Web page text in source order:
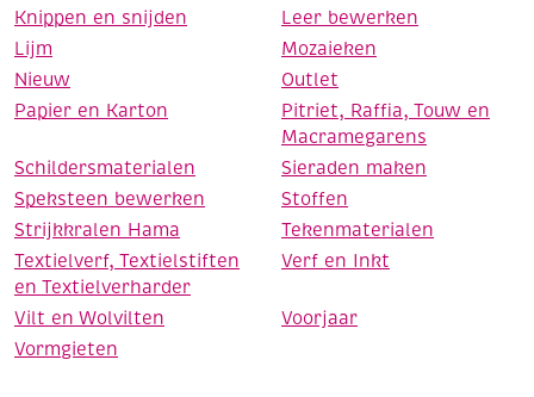
Knippen en snijden
Leer bewerken
Lijm
Mozaieken
Nieuw
Outlet
Papier en Karton
Pitriet, Raffia, Touw en
Macramegarens
Schildersmaterialen
Sieraden maken
Speksteen bewerken
Stoffen
Strijkkralen Hama
Tekenmaterialen
Textielverf, Textielstiften
en Textielverharder
Verf en Inkt
Vilt en Wolvilten
Voorjaar
Vormgieten